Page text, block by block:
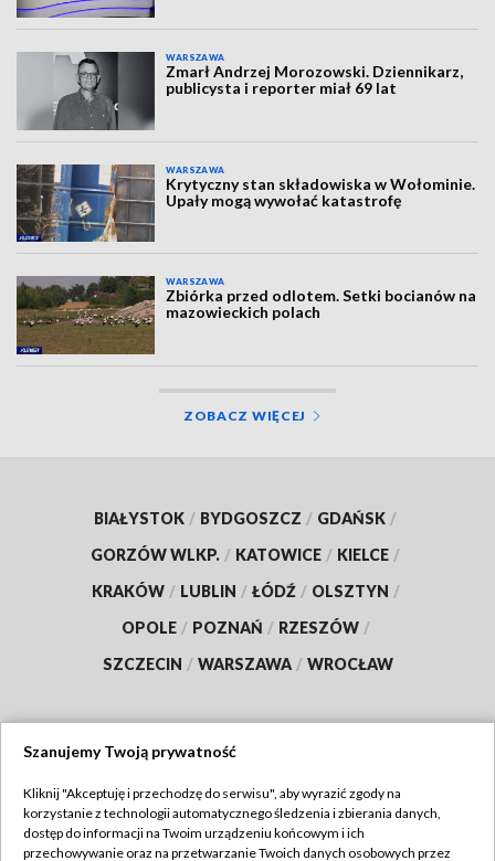
WARSZAWA
Zmarł Andrzej Morozowski. Dziennikarz,
publicysta i reporter miał 69 lat
WARSZAWA
Krytyczny stan składowiska w Wołominie.
Upały mogą wywołać katastrofę
WARSZAWA
Zbiórka przed odlotem. Setki bocianów na
mazowieckich polach
ZOBACZ WIĘCEJ
BIAŁYSTOK / BYDGOSZCZ / GDAŃSK /
GORZÓW WLKP. / KATOWICE / KIELCE /
KRAKÓW / LUBLIN / ŁÓDŹ / OLSZTYN /
OPOLE / POZNAŃ / RZESZÓW /
SZCZECIN / WARSZAWA / WROCŁAW
TVP
Abonament TVP
Szanujemy Twoją prywatność
Kliknij "Akceptuję i przechodzę do serwisu", aby wyrazić zgody na
korzystanie z technologii automatycznego śledzenia i zbierania danych,
dostęp do informacji na Twoim urządzeniu końcowym i ich
przechowywanie oraz na przetwarzanie Twoich danych osobowych przez